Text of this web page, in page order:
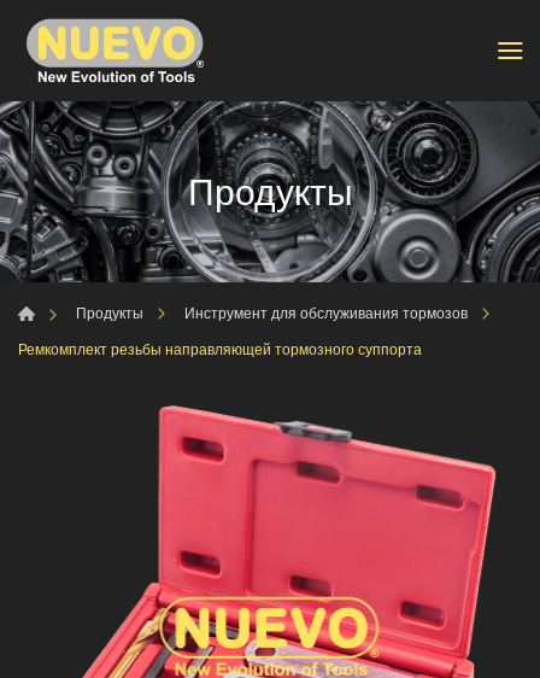
Продукты
Продукты
Инструмент для обслуживания тормозов
Ремкомплект резьбы направляющей тормозного суппорта